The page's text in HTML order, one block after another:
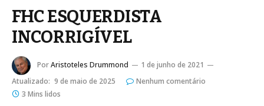
FHC ESQUERDISTA
INCORRIGÍVEL
PorAristoteles Drummond
1 de junho de 2021
Atualizado: 9 de maio de 2025
Nenhum comentário
3 Mins lidos